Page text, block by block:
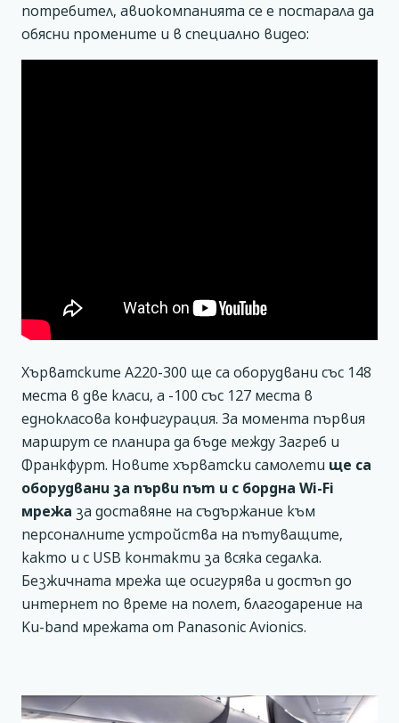
потребител, авиокомпанията се е постарала да
обясни промените и в специално видео:
Хърватските А220-300 ще са оборудвани със 148
места в две класи, а -100 със 127 места в
еднокласова конфигурация. За момента първия
маршрут се планира да бъде между Загреб и
Франкфурт. Новите хърватски самолети ще са
оборудвани за първи път и с бордна Wi-Fi
мрежа за доставяне на съдържание към
персоналните устройства на пътуващите,
както и с USB контакти за всяка седалка.
Безжичната мрежа ще осигурява и достъп до
интернет по време на полет, благодарение на
Ku-band мрежата от Panasonic Avionics.